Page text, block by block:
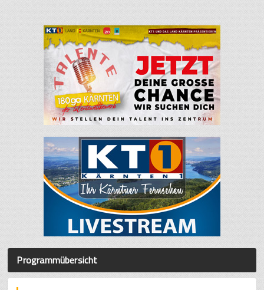
Programmübersicht